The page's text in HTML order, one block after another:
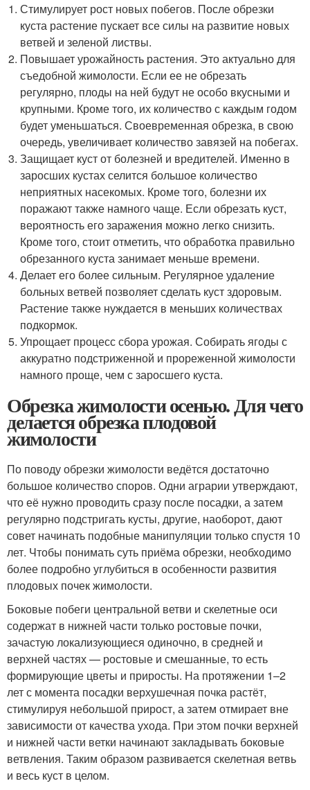
Стимулирует рост новых побегов. После обрезки
куста растение пускает все силы на развитие новых
ветвей и зеленой листвы.
Повышает урожайность растения. Это актуально для
съедобной жимолости. Если ее не обрезать
регулярно, плоды на ней будут не особо вкусными и
крупными. Кроме того, их количество с каждым годом
будет уменьшаться. Своевременная обрезка, в свою
очередь, увеличивает количество завязей на побегах.
Защищает куст от болезней и вредителей. Именно в
заросших кустах селится большое количество
неприятных насекомых. Кроме того, болезни их
поражают также намного чаще. Если обрезать куст,
вероятность его заражения можно легко снизить.
Кроме того, стоит отметить, что обработка правильно
обрезанного куста занимает меньше времени.
Делает его более сильным. Регулярное удаление
больных ветвей позволяет сделать куст здоровым.
Растение также нуждается в меньших количествах
подкормок.
Упрощает процесс сбора урожая. Собирать ягоды с
аккуратно подстриженной и прореженной жимолости
намного проще, чем с заросшего куста.
Обрезка жимолости осенью. Для чего
делается обрезка плодовой
жимолости
По поводу обрезки жимолости ведётся достаточно
большое количество споров. Одни аграрии утверждают,
что её нужно проводить сразу после посадки, а затем
регулярно подстригать кусты, другие, наоборот, дают
совет начинать подобные манипуляции только спустя 10
лет. Чтобы понимать суть приёма обрезки, необходимо
более подробно углубиться в особенности развития
плодовых почек жимолости.
Боковые побеги центральной ветви и скелетные оси
содержат в нижней части только ростовые почки,
зачастую локализующиеся одиночно, в средней и
верхней частях — ростовые и смешанные, то есть
формирующие цветы и приросты. На протяжении 1–2
лет с момента посадки верхушечная почка растёт,
стимулируя небольшой прирост, а затем отмирает вне
зависимости от качества ухода. При этом почки верхней
и нижней части ветки начинают закладывать боковые
ветвления. Таким образом развивается скелетная ветвь
и весь куст в целом.